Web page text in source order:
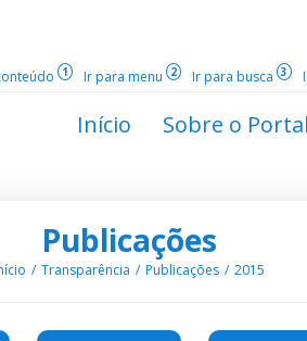
1 Ir para menu 2 Ir para busca 3
Início Sobre o Portal
Publicações
Transparência Publicações 2015